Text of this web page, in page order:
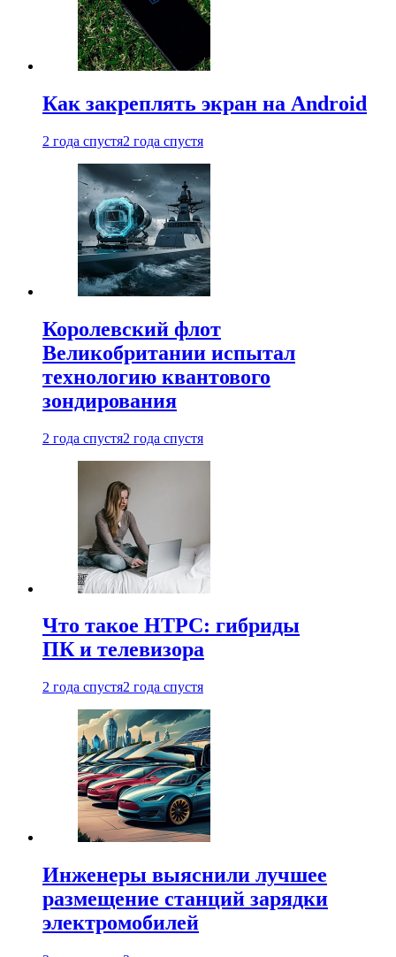
Как закреплять экран на Android
2 года спустя2 года спустя
Королевский флот
Великобритании испытал
технологию квантового
зондирования
2 года спустя2 года спустя
Что такое HTPC: гибриды
ПК и телевизора
2 года спустя2 года спустя
Инженеры выяснили лучшее
размещение станций зарядки
электромобилей